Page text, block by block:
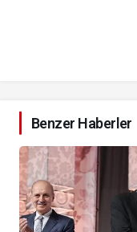
Benzer Haberler